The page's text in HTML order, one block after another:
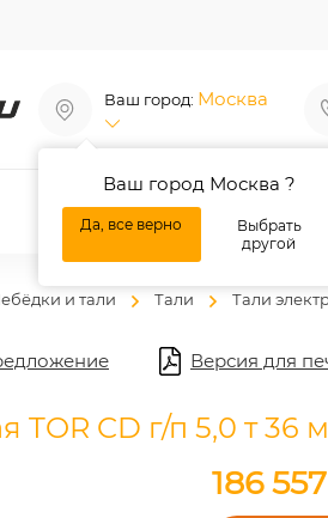
Ваш город: Москва
Ваш город Москва ?
Да, все верно
Выбрать
другой
О нас
и тали Тали Тали
Версия для
TOR CD г/п 5,0 т 36 м
186 557